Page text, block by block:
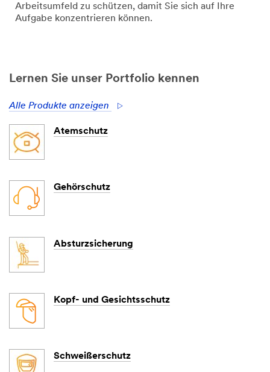
Arbeitsumfeld zu schützen, damit Sie sich auf Ihre
Aufgabe konzentrieren können.
Lernen Sie unser Portfolio kennen
Alle Produkte anzeigen
Atemschutz
Gehörschutz
Absturzsicherung
Kopf- und Gesichtsschutz
Schweißerschutz